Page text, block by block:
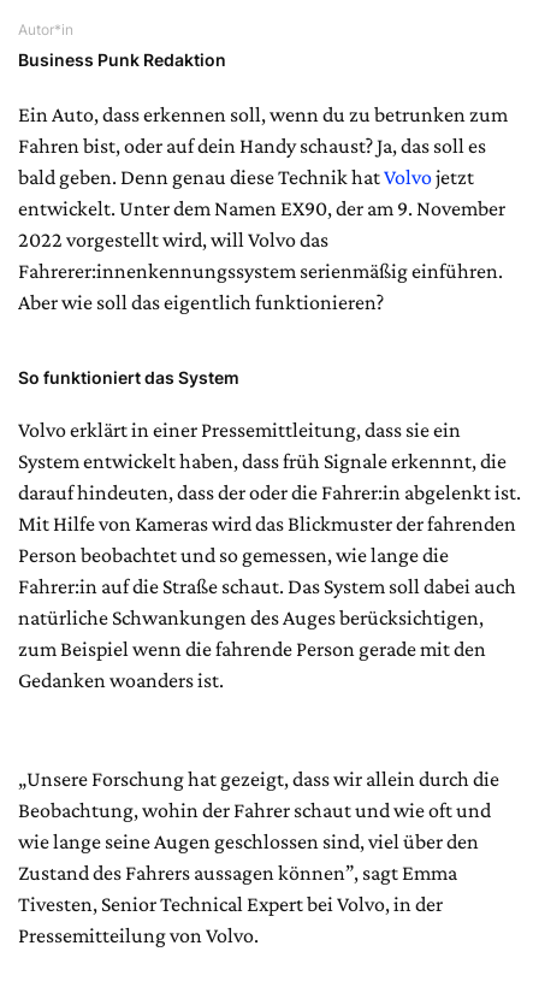
Autor*in
Business Punk Redaktion
Ein Auto, dass erkennen soll, wenn du zu betrunken zum
Fahren bist, oder auf dein Handy schaust? Ja, das soll es
bald geben. Denn genau diese Technik hatVolvojetzt
entwickelt. Unter dem Namen EX90, der am 9. November
2022 vorgestellt wird, will Volvo das
Fahrerer:innenkennungssystem serienmäßig einführen.
Aber wie soll das eigentlich funktionieren?
So funktioniert das System
Volvo erklärt in einer Pressemittleitung, dass sie ein
System entwickelt haben, dass früh Signale erkennnt, die
darauf hindeuten, dass der oder die Fahrer:in abgelenkt ist.
Mit Hilfe von Kameras wird das Blickmuster der fahrenden
Person beobachtet und so gemessen, wie lange die
Fahrer:in auf die Straße schaut. Das System soll dabei auch
natürliche Schwankungen des Auges berücksichtigen,
zum Beispiel wenn die fahrende Person gerade mit den
Gedanken woanders ist.
„Unsere Forschung hat gezeigt, dass wir allein durch die
Beobachtung, wohin der Fahrer schaut und wie oft und
wie lange seine Augen geschlossen sind, viel über den
Zustand des Fahrers aussagen können”, sagt Emma
Tivesten, Senior Technical Expert bei Volvo, in der
Pressemitteilung von Volvo.